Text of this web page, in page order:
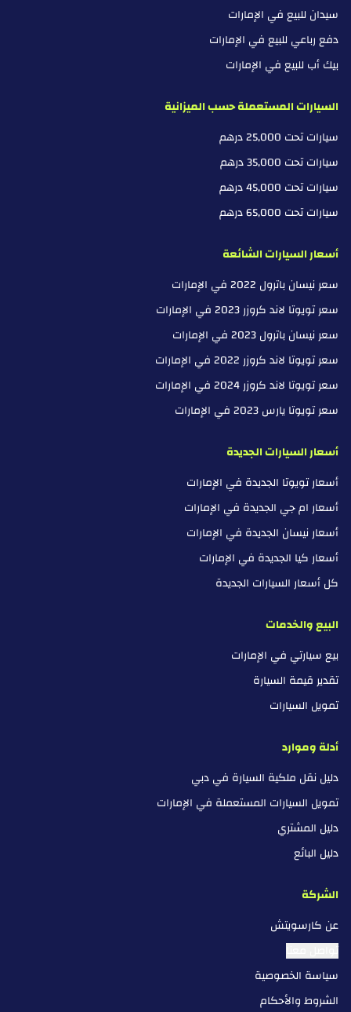
سيدان للبيع في الإمارات
دفع رباعي للبيع في الإمارات
بيك أب للبيع في الإمارات
السيارات المستعملة حسب الميزانية
سيارات تحت 25,000 درهم
سيارات تحت 35,000 درهم
سيارات تحت 45,000 درهم
سيارات تحت 65,000 درهم
أسعار السيارات الشائعة
سعر نيسان باترول 2022 في الإمارات
سعر تويوتا لاند كروزر 2023 في الإمارات
سعر نيسان باترول 2023 في الإمارات
سعر تويوتا لاند كروزر 2022 في الإمارات
سعر تويوتا لاند كروزر 2024 في الإمارات
سعر تويوتا يارس 2023 في الإمارات
أسعار السيارات الجديدة
أسعار تويوتا الجديدة في الإمارات
أسعار ام جي الجديدة في الإمارات
أسعار نيسان الجديدة في الإمارات
أسعار كيا الجديدة في الإمارات
كل أسعار السيارات الجديدة
البيع والخدمات
بيع سيارتي في الإمارات
تقدير قيمة السيارة
تمويل السيارات
أدلة وموارد
دليل نقل ملكية السيارة في دبي
تمويل السيارات المستعملة في الإمارات
دليل المشتري
دليل البائع
الشركة
عن كارسويتش
تواصل معنا
سياسة الخصوصية
الشروط والأحكام